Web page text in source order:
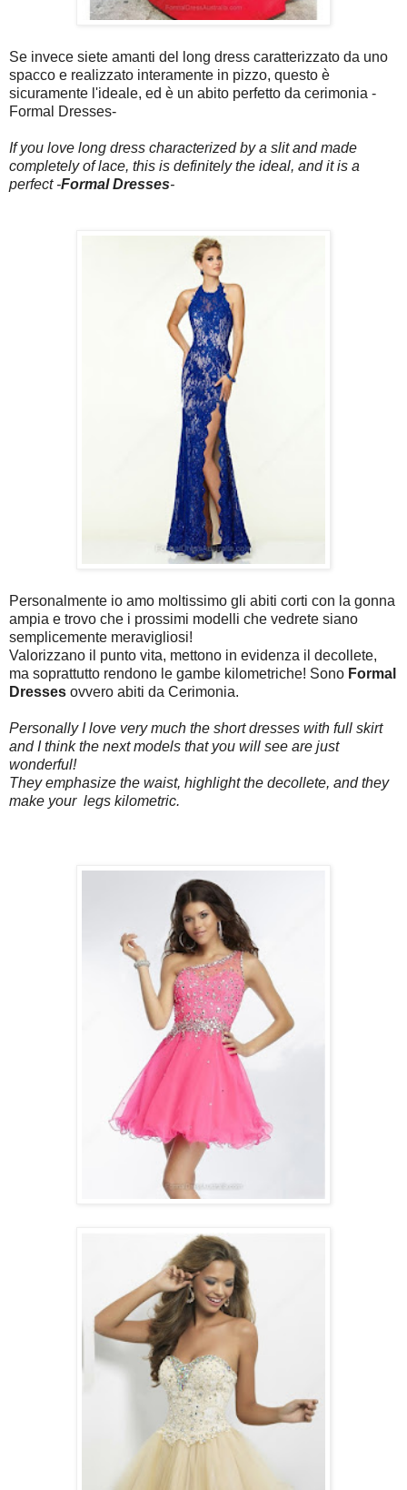
Se invece siete amanti del long dress caratterizzato da uno
spacco e realizzato interamente in pizzo, questo è
sicuramente l'ideale, ed è un abito perfetto da cerimonia -
Formal Dresses-
If you love long dress characterized by a slit and made
completely of lace, this is definitely the ideal, and it is a
perfect -Formal Dresses-
Personalmente io amo moltissimo gli abiti corti con la gonna
ampia e trovo che i prossimi modelli che vedrete siano
semplicemente meravigliosi!
Valorizzano il punto vita, mettono in evidenza il decollete,
ma soprattutto rendono le gambe kilometriche! Sono Formal
Dresses ovvero abiti da Cerimonia.
Personally I love very much the short dresses with full skirt
and I think the next models that you will see are just
wonderful!
They emphasize the waist, highlight the decollete, and they
make your legs kilometric.